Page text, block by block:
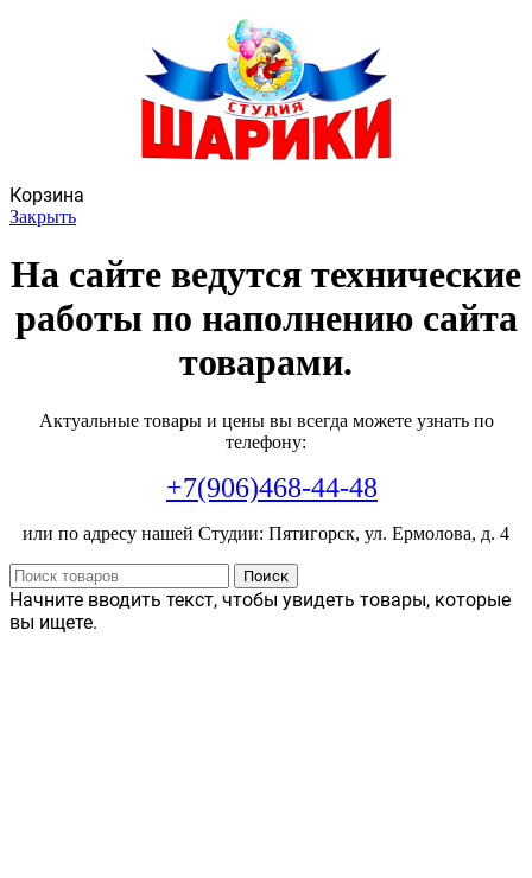
Корзина
Закрыть
На сайте ведутся технические
работы по наполнению сайта
товарами.
Актуальные товары и цены вы всегда можете узнать по
телефону:
+7(906)468-44-48
или по адресу нашей Студии: Пятигорск, ул. Ермолова, д. 4
Поиск
Начните вводить текст, чтобы увидеть товары, которые
вы ищете.